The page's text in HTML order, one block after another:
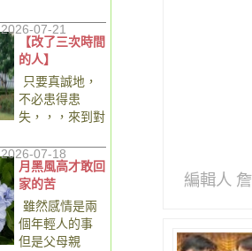
2026-07-21
【改了三次時間
的人】
只要真誠地，
不必患得患
失，，，來到對
2026-07-18
月黑風高才敢回
家的苦
雖然感情是兩
個年輕人的事
但是父母親
編輯人